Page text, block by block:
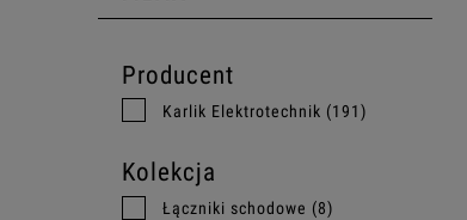
Producent
Karlik Elektrotechnik (191)
Kolekcja
Łączniki schodowe (8)